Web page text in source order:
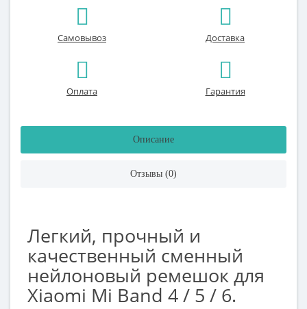
Самовывоз Доставка
Оплата Гарантия
Описание
Отзывы (0)
Легкий, прочный и
качественный сменный
нейлоновый ремешок для
Xiaomi Mi Band 4 / 5 / 6.